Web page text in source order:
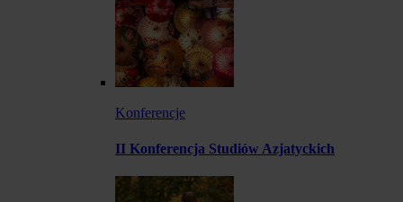
Konferencje
II Konferencja Studiów Azjatyckich